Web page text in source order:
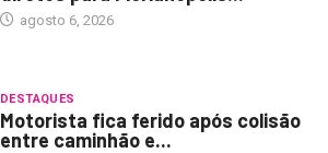
agosto 6, 2026
DESTAQUES
Motorista fica ferido após colisão
entre caminhão e...